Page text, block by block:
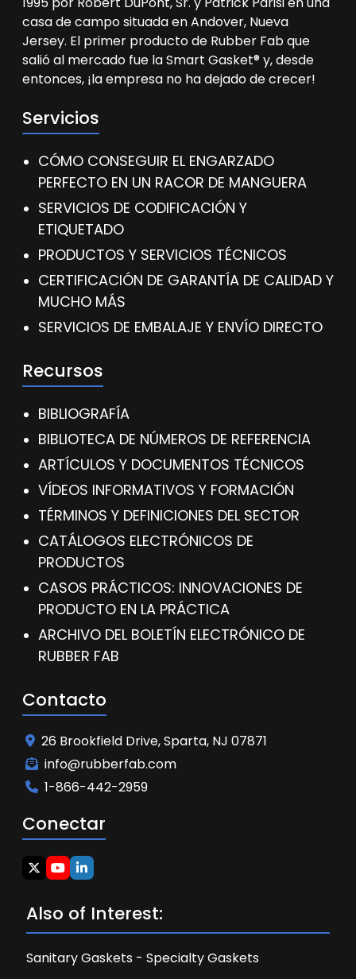
casa de campo situada en Andover, Nueva
Jersey. El primer producto de Rubber Fab que
salió al mercado fue la Smart Gasket® y, desde
entonces, ¡la empresa no ha dejado de crecer!
Servicios
CÓMO CONSEGUIR EL ENGARZADO
PERFECTO EN UN RACOR DE MANGUERA
SERVICIOS DE CODIFICACIÓN Y
ETIQUETADO
PRODUCTOS Y SERVICIOS TÉCNICOS
CERTIFICACIÓN DE GARANTÍA DE CALIDAD Y
MUCHO MÁS
SERVICIOS DE EMBALAJE Y ENVÍO DIRECTO
Recursos
BIBLIOGRAFÍA
BIBLIOTECA DE NÚMEROS DE REFERENCIA
ARTÍCULOS Y DOCUMENTOS TÉCNICOS
VÍDEOS INFORMATIVOS Y FORMACIÓN
TÉRMINOS Y DEFINICIONES DEL SECTOR
CATÁLOGOS ELECTRÓNICOS DE
PRODUCTOS
CASOS PRÁCTICOS: INNOVACIONES DE
PRODUCTO EN LA PRÁCTICA
ARCHIVO DEL BOLETÍN ELECTRÓNICO DE
RUBBER FAB
Contacto
26 Brookfield Drive, Sparta, NJ 07871
info@rubberfab.com
1-866-442-2959
Conectar
Also of Interest:
Sanitary Gaskets - Specialty Gaskets